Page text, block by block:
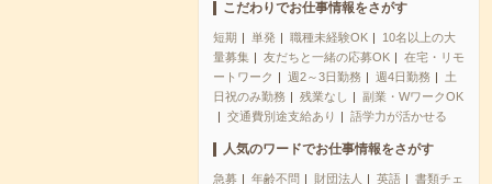
こだわりでお仕事情報をさがす
短期 単発 職種未経験OK
10名以上の大
量募集
友だちと一緒の応募OK
在宅・リモ
ートワーク
週2～3日勤務 週4日勤務
土
日祝のみ勤務
残業なし
副業・WワークOK
交通費別途支給あり
語学力が活かせる
人気のワードでお仕事情報をさがす
急募 年齢不問 財団法人 英語
書類チェ